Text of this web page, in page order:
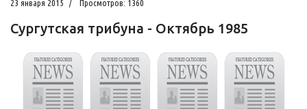
23 января 2015 Просмотров: 1360
Сургутская трибуна - Октябрь 1985